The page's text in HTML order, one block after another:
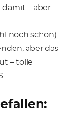
damit – aber
noch schon) –
aber das
– tolle